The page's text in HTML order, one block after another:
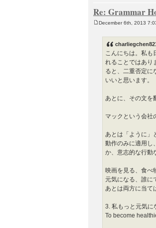
Re: Grammar
December 6th, 2013
こんにちは。私
れることではあり
ると、二重否定に
いいと思います。
あとに、その文を
マックという会社
あとは「ように」
動作のみに適用し
か、意志的な行動
映画を見る、食べ
元気になる、誰に
あとは両方に当て
3. 私もっと元気に
To become